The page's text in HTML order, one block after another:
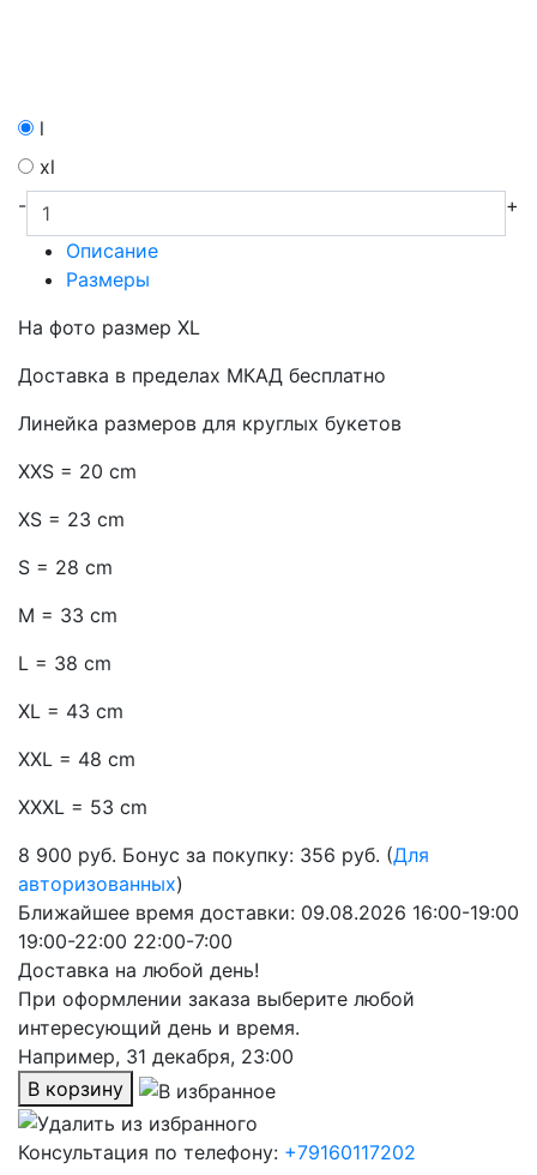
l
xl
-
+
Описание
Размеры
На фото размер XL
Доставка в пределах МКАД бесплатно
Линейка размеров для круглых букетов
XXS = 20 cm
XS = 23 cm
S = 28 cm
M = 33 cm
L = 38 cm
XL = 43 cm
XXL = 48 cm
XXXL = 53 cm
8 900 руб. Бонус за покупку: 356 руб. (Для
авторизованных)
Ближайшее время доставки: 09.08.2026 16:00-19:00
19:00-22:00 22:00-7:00
Доставка на любой день!
При оформлении заказа выберите любой
интересующий день и время.
Например, 31 декабря, 23:00
В корзину
Консультация по телефону: +79160117202